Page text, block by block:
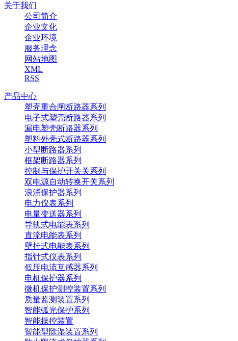
关于我们
公司简介
企业文化
企业环境
服务理念
网站地图
XML
RSS
产品中心
塑壳重合闸断路器系列
电子式塑壳断路器系列
漏电塑壳断路器系列
塑料外壳式断路器系列
小型断路器系列
框架断路器系列
控制与保护开关关系列
双电源自动转换开关系列
浪涌保护器系列
电力仪表系列
电量变送器系列
导轨式电能表系列
直流电能表系列
壁挂式电能表系列
指针式仪表系列
低压电流互感器系列
电机保护器系列
微机保护测控装置系列
质量监测装置系列
智能弧光保护系列
智能操控装置
智能型除湿装置系列